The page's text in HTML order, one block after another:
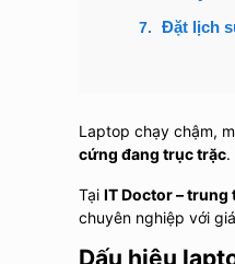
Đặt lịch
Laptop chạy chậm,
cứng đang trục trặc.
Tại IT Doctor – trung
chuyên nghiệp với
Dấu hiệu